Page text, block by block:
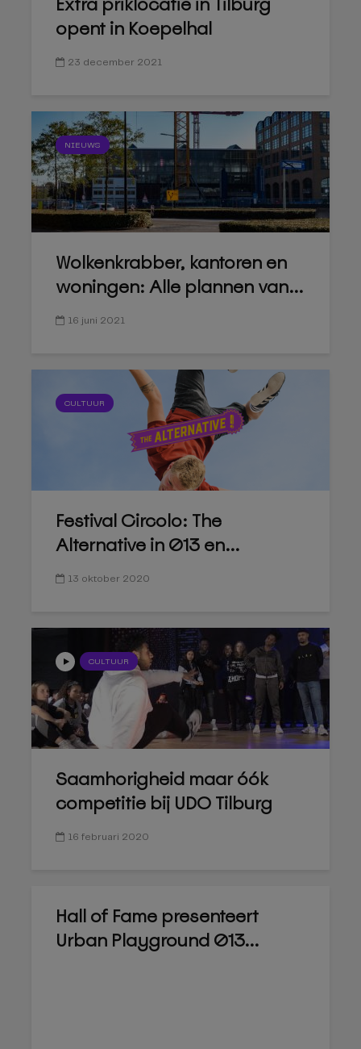
opent in Koepelhal
23 december 2021
NIEUWS
Wolkenkrabber, kantoren en
woningen: Alle plannen van...
16 juni 2021
CULTUUR
Festival Circolo: The
Alternative in 013 en...
13 oktober 2020
CULTUUR
Saamhorigheid maar óók
competitie bij UDO Tilburg
16 februari 2020
Hall of Fame presenteert
Urban Playground 013...